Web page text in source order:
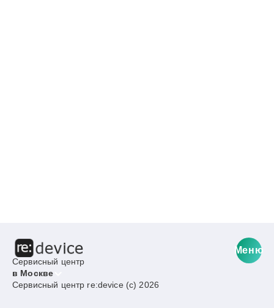
Сервисный центр
в Москве
Меню
Сервисный центр re:device (c) 2026